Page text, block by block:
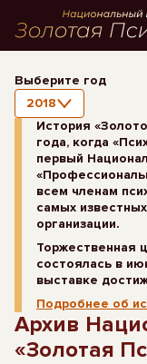
Выберите год
2018
История
года, когда
первый
всем членам
самых
организации.
Торжественная
состоялась в
выставке
Подробнее об
Архив
«Золотая